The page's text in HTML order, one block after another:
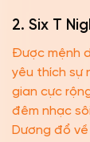
2. Six T
Được mệnh
yêu thích sự
gian cực
đêm nhạc
Dương đổ